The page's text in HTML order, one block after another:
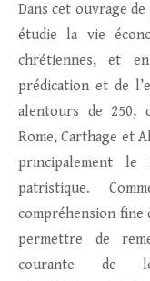
Dans cet ouvrage
étudie la vie
chrétiennes, et
prédication et de
alentours de 250,
Rome, Carthage et
principalement le
patristique.
compréhension fine
permettre de
courante de